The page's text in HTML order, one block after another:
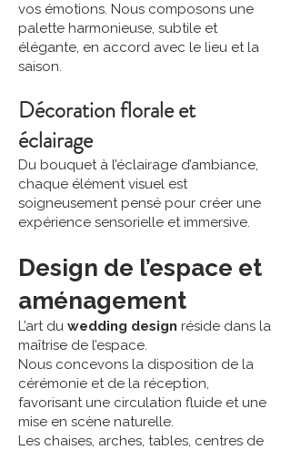
vos émotions. Nous composons une
palette harmonieuse, subtile et
élégante, en accord avec le lieu et la
saison.
Décoration florale et
éclairage
Du bouquet à l’éclairage d’ambiance,
chaque élément visuel est
soigneusement pensé pour créer une
expérience sensorielle et immersive.
Design de l’espace et
aménagement
L’art du wedding design réside dans la
maîtrise de l’espace.
Nous concevons la disposition de la
cérémonie et de la réception,
favorisant une circulation fluide et une
mise en scène naturelle.
Les chaises, arches, tables, centres de